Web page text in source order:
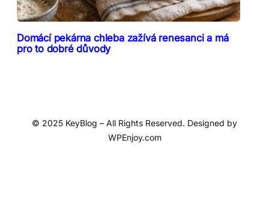
Domácí pekárna chleba zažívá renesanci a má
pro to dobré důvody
© 2025 KeyBlog – All Rights Reserved. Designed by
WPEnjoy.com